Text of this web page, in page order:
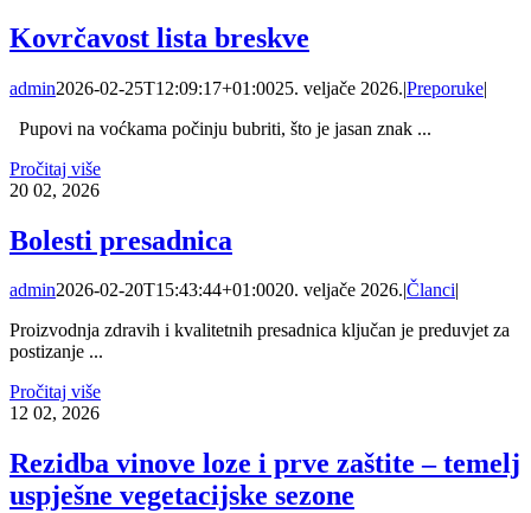
Kovrčavost lista breskve
admin2026-02-25T12:09:17+01:0025. veljače 2026.|Preporuke|
Pupovi na voćkama počinju bubriti, što je jasan znak ...
Pročitaj više
20 02, 2026
Bolesti presadnica
admin2026-02-20T15:43:44+01:0020. veljače 2026.|Članci|
Proizvodnja zdravih i kvalitetnih presadnica ključan je preduvjet za
postizanje ...
Pročitaj više
12 02, 2026
Rezidba vinove loze i prve zaštite – temelj
uspješne vegetacijske sezone